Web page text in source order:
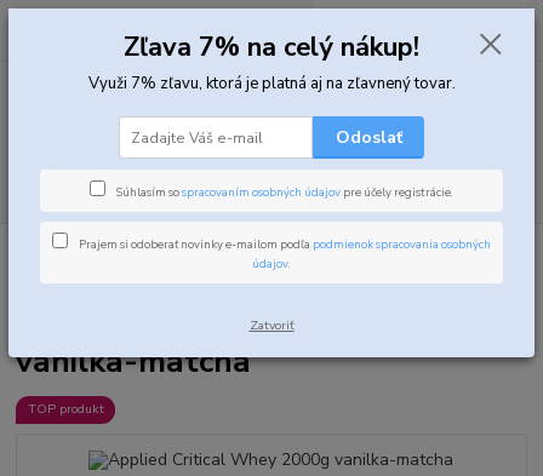
Hľadať
0,00 EUR
Proteíny Srvátkové proteíny
Applied Critical Whey 2000g
Applied Critical Whey 2000g
vanilka-matcha
TOP produkt
Zľava 7% na celý nákup!
Využi 7% zľavu, ktorá je platná aj na zľavnený tovar.
Odoslať
Súhlasím sospracovaním osobných údajov pre účely registrácie.
Prajem si odoberať novinky e-mailom podľa podmienok spracovania osobných
údajov.
Zatvoriť